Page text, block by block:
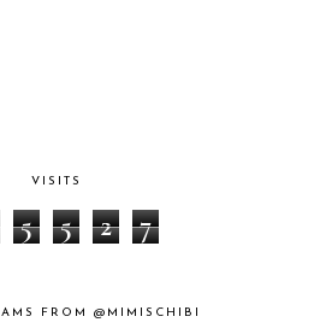
VISITS
5 5 2 7
FROM @MIMISCHIBI